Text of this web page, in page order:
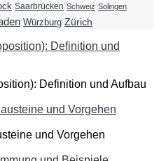
Saarbrücken Schweiz Solingen
Würzburg Zürich
Definition und Aufbau
und Vorgehen